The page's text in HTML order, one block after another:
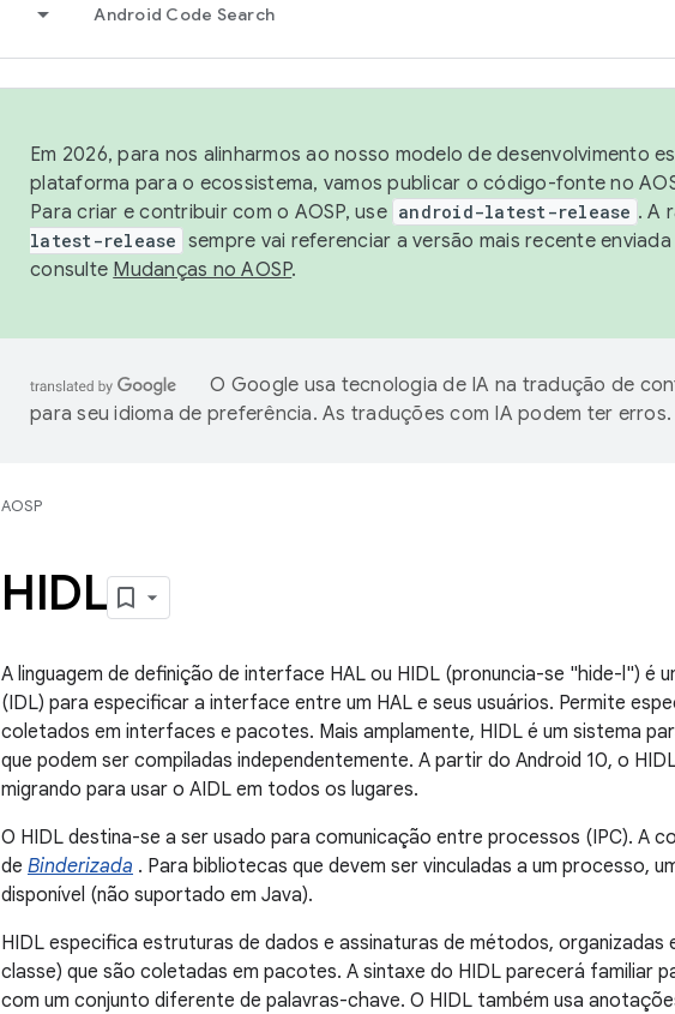
Android Code Search
Em 2026, para nos alinharmos ao nosso modelo de desenvolvimento
plataforma para o ecossistema, vamos publicar o código-fonte no
Para criar e contribuir com o AOSP, use android-latest-release . A
latest-release sempre vai referenciar a versão mais recente
consulte Mudanças no AOSP.
O Google usa tecnologia de IA na tradução de
para seu idioma de preferência. As traduções com IA podem ter erros.
AOSP
HIDL
A linguagem de definição de interface HAL ou HIDL (pronuncia-se "hide-l") é
(IDL) para especificar a interface entre um HAL e seus usuários. Permite
coletados em interfaces e pacotes. Mais amplamente, HIDL é um sistema
que podem ser compiladas independentemente. A partir do Android 10, o
migrando para usar o AIDL em todos os lugares.
O HIDL destina-se a ser usado para comunicação entre processos (IPC). A
de Binderizada . Para bibliotecas que devem ser vinculadas a um processo,
disponível (não suportado em Java).
HIDL especifica estruturas de dados e assinaturas de métodos, organizadas
classe) que são coletadas em pacotes. A sintaxe do HIDL parecerá familiar
com um conjunto diferente de palavras-chave. O HIDL também usa